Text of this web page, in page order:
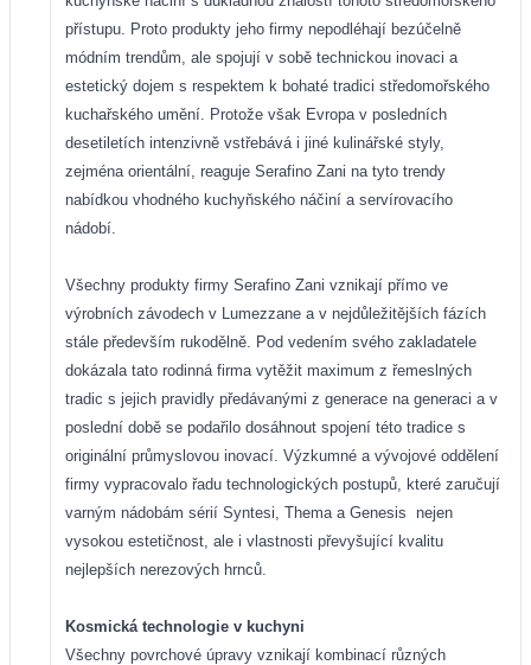
přístupu. Proto produkty jeho firmy nepodléhají bezúčelně
módním trendům, ale spojují v sobě technickou inovaci a
estetický dojem s respektem k bohaté tradici středomořského
kuchařského umění. Protože však Evropa v posledních
desetiletích intenzivně vstřebává i jiné kulinářské styly,
zejména orientální, reaguje Serafino Zani na tyto trendy
nabídkou vhodného kuchyňského náčiní a servírovacího
nádobí.
Všechny produkty firmy Serafino Zani vznikají přímo ve
výrobních závodech v Lumezzane a v nejdůležitějších fázích
stále především rukodělně. Pod vedením svého zakladatele
dokázala tato rodinná firma vytěžit maximum z řemeslných
tradic s jejich pravidly předávanými z generace na generaci a v
poslední době se podařilo dosáhnout spojení této tradice s
originální průmyslovou inovací. Výzkumné a vývojové oddělení
firmy vypracovalo řadu technologických postupů, které zaručují
varným nádobám sérií Syntesi, Thema a Genesis
nejen
vysokou estetičnost, ale i vlastnosti převyšující kvalitu
nejlepších nerezových hrnců.
Kosmická technologie v kuchyni
Všechny povrchové úpravy vznikají kombinací různých